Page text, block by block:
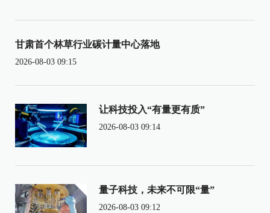
甘肃首个林草行业碳计量中心落地
2026-08-03 09:15
让科技投入“有量更有质”
2026-08-03 09:14
量子科技，未来不可限“量”
2026-08-03 09:12